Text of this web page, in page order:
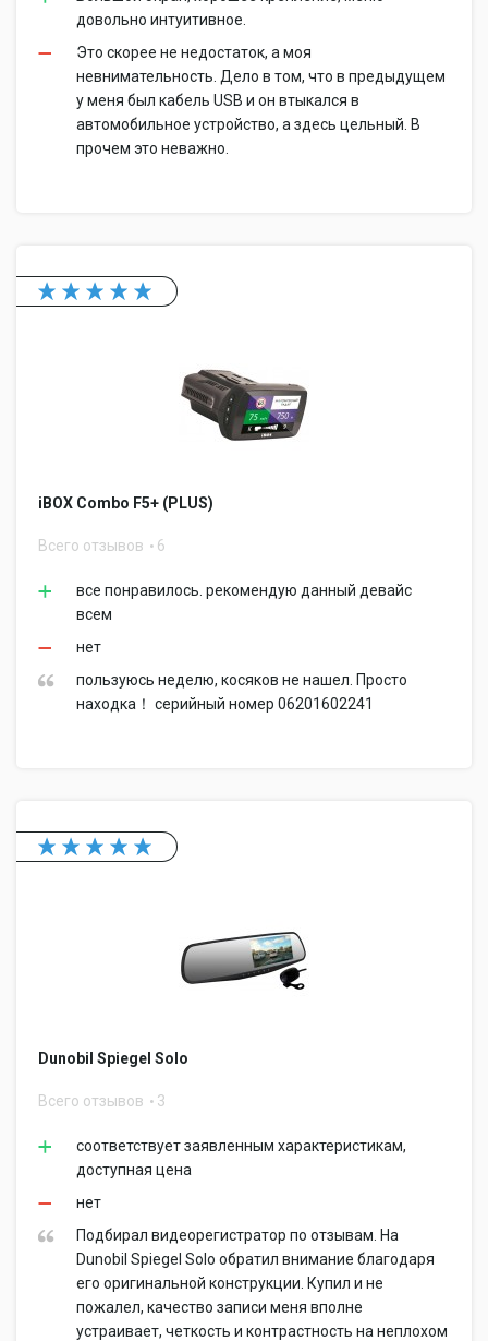
довольно интуитивное.
Это скорее не недостаток, а моя
невнимательность. Дело в том, что в предыдущем
у меня был кабель USB и он втыкался в
автомобильное устройство, а здесь цельный. В
прочем это неважно.
iBOX Combo F5+ (PLUS)
Всего отзывов 6
все понравилось. рекомендую данный девайс
всем
нет
пользуюсь неделю, косяков не нашел. Просто
находка！ серийный номер 06201602241
Dunobil Spiegel Solo
Всего отзывов 3
соответствует заявленным характеристикам,
доступная цена
нет
Подбирал видеорегистратор по отзывам. На
Dunobil Spiegel Solo обратил внимание благодаря
его оригинальной конструкции. Купил и не
пожалел, качество записи меня вполне
устраивает, четкость и контрастность на неплохом